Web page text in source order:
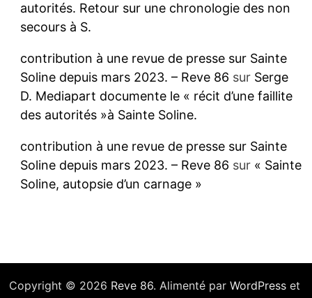
autorités. Retour sur une chronologie des non
secours à S.
contribution à une revue de presse sur Sainte
Soline depuis mars 2023. – Reve 86 sur Serge
D. Mediapart documente le « récit d’une faillite
des autorités »à Sainte Soline.
contribution à une revue de presse sur Sainte
Soline depuis mars 2023. – Reve 86 sur « Sainte
Soline, autopsie d’un carnage »
Copyright © 2026 Reve 86. Alimenté par WordPresset